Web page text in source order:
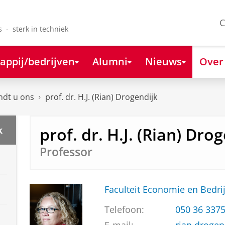
- sterk in techniek
bedrijven Alumni Nieuws
u ons prof. dr. H.J. (Rian) Drogendijk
prof. dr. H.J. (Rian)
Professor
Faculteit Economie en
Telefoon:
050 36